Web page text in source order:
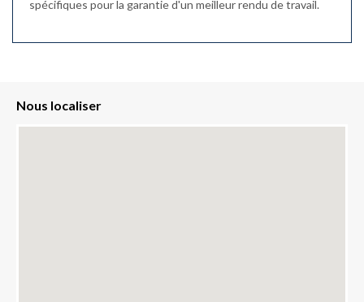
spécifiques pour la garantie d'un meilleur rendu de travail.
Nous localiser